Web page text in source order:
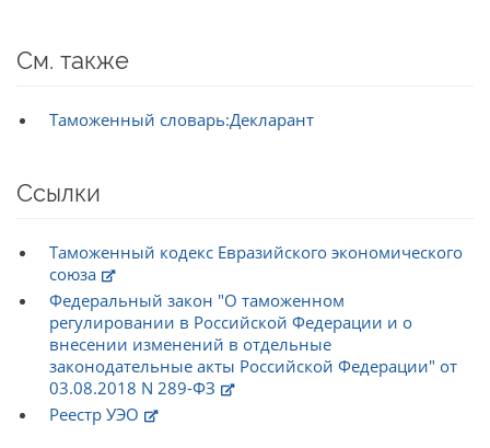
См. также
Таможенный словарь:Декларант
Ссылки
Таможенный кодекс Евразийского экономического
союза
Федеральный закон "О таможенном
регулировании в Российской Федерации и о
внесении изменений в отдельные
законодательные акты Российской Федерации" от
03.08.2018 N 289-ФЗ
Реестр УЭО